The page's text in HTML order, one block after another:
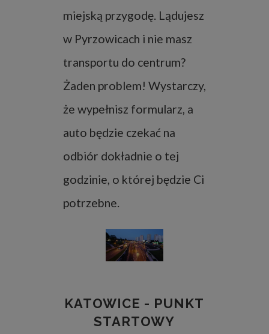
miejską przygodę. Lądujesz
w Pyrzowicach i nie masz
transportu do centrum?
Żaden problem! Wystarczy,
że wypełnisz formularz, a
auto będzie czekać na
odbiór dokładnie o tej
godzinie, o której będzie Ci
potrzebne.
KATOWICE - PUNKT
STARTOWY